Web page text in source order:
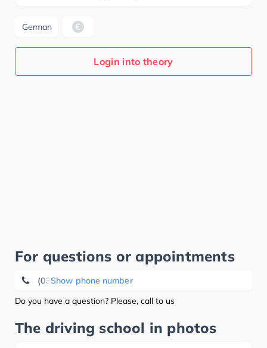
German
Login into theory
For questions or appointments
Show phone number
(0371) 3 31 44 46
Do you have a question? Please, call to us
The driving school in photos